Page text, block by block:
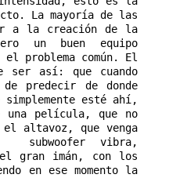
La mayoría de las
a la creación de la
un buen equipo
problema común. El
ser así: que cuando
de predecir de donde
esté ahí,
una película, que no
el altavoz, que venga
vibra,
gran imán, con los
en ese momento la